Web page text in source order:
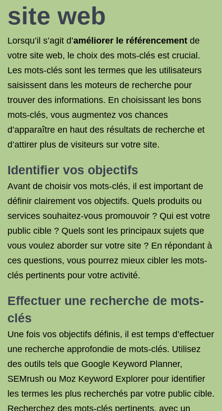
site web
Lorsqu’il s’agit d’améliorer le référencement de
votre site web, le choix des mots-clés est crucial.
Les mots-clés sont les termes que les utilisateurs
saisissent dans les moteurs de recherche pour
trouver des informations. En choisissant les bons
mots-clés, vous augmentez vos chances
d’apparaître en haut des résultats de recherche et
d’attirer plus de visiteurs sur votre site.
Identifier vos objectifs
Avant de choisir vos mots-clés, il est important de
définir clairement vos objectifs. Quels produits ou
services souhaitez-vous promouvoir ? Qui est votre
public cible ? Quels sont les principaux sujets que
vous voulez aborder sur votre site ? En répondant à
ces questions, vous pourrez mieux cibler les mots-
clés pertinents pour votre activité.
Effectuer une recherche de mots-
clés
Une fois vos objectifs définis, il est temps d’effectuer
une recherche approfondie de mots-clés. Utilisez
des outils tels que Google Keyword Planner,
SEMrush ou Moz Keyword Explorer pour identifier
les termes les plus recherchés par votre public cible.
Recherchez des mots-clés pertinents, avec un